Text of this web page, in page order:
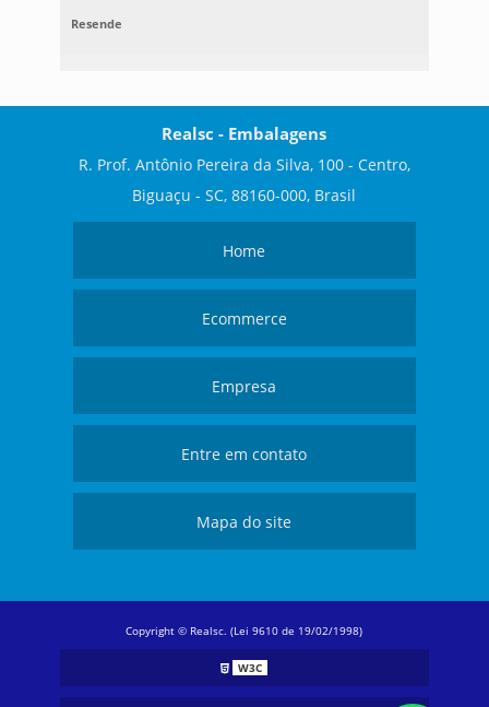
Resende
Realsc - Embalagens
R. Prof. Antônio Pereira da Silva, 100 - Centro,
Biguaçu - SC, 88160-000, Brasil
Home
Ecommerce
Empresa
Entre em contato
Mapa do site
Copyright © Realsc. (Lei 9610 de 19/02/1998)
W3C